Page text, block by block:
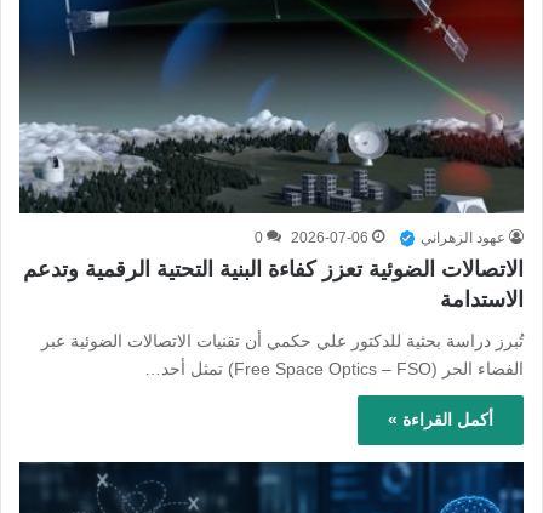
عهود الزهراني 2026-07-06
0
الاتصالات الضوئية تعزز كفاءة البنية التحتية الرقمية وتدعم
الاستدامة
تُبرز دراسة بحثية للدكتور علي حكمي أن تقنيات الاتصالات الضوئية عبر
الفضاء الحر (Free Space Optics – FSO) تمثل أحد…
أكمل القراءة »